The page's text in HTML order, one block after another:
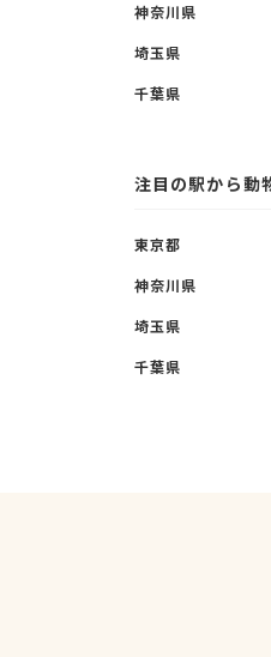
神奈川県
埼玉県
千葉県
注目の駅から動
東京都
神奈川県
埼玉県
千葉県